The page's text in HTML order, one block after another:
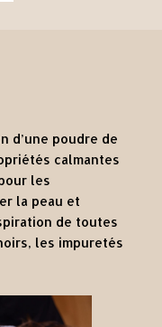
d’une poudre de
calmantes
les
la peau et
de toutes
les impuretés